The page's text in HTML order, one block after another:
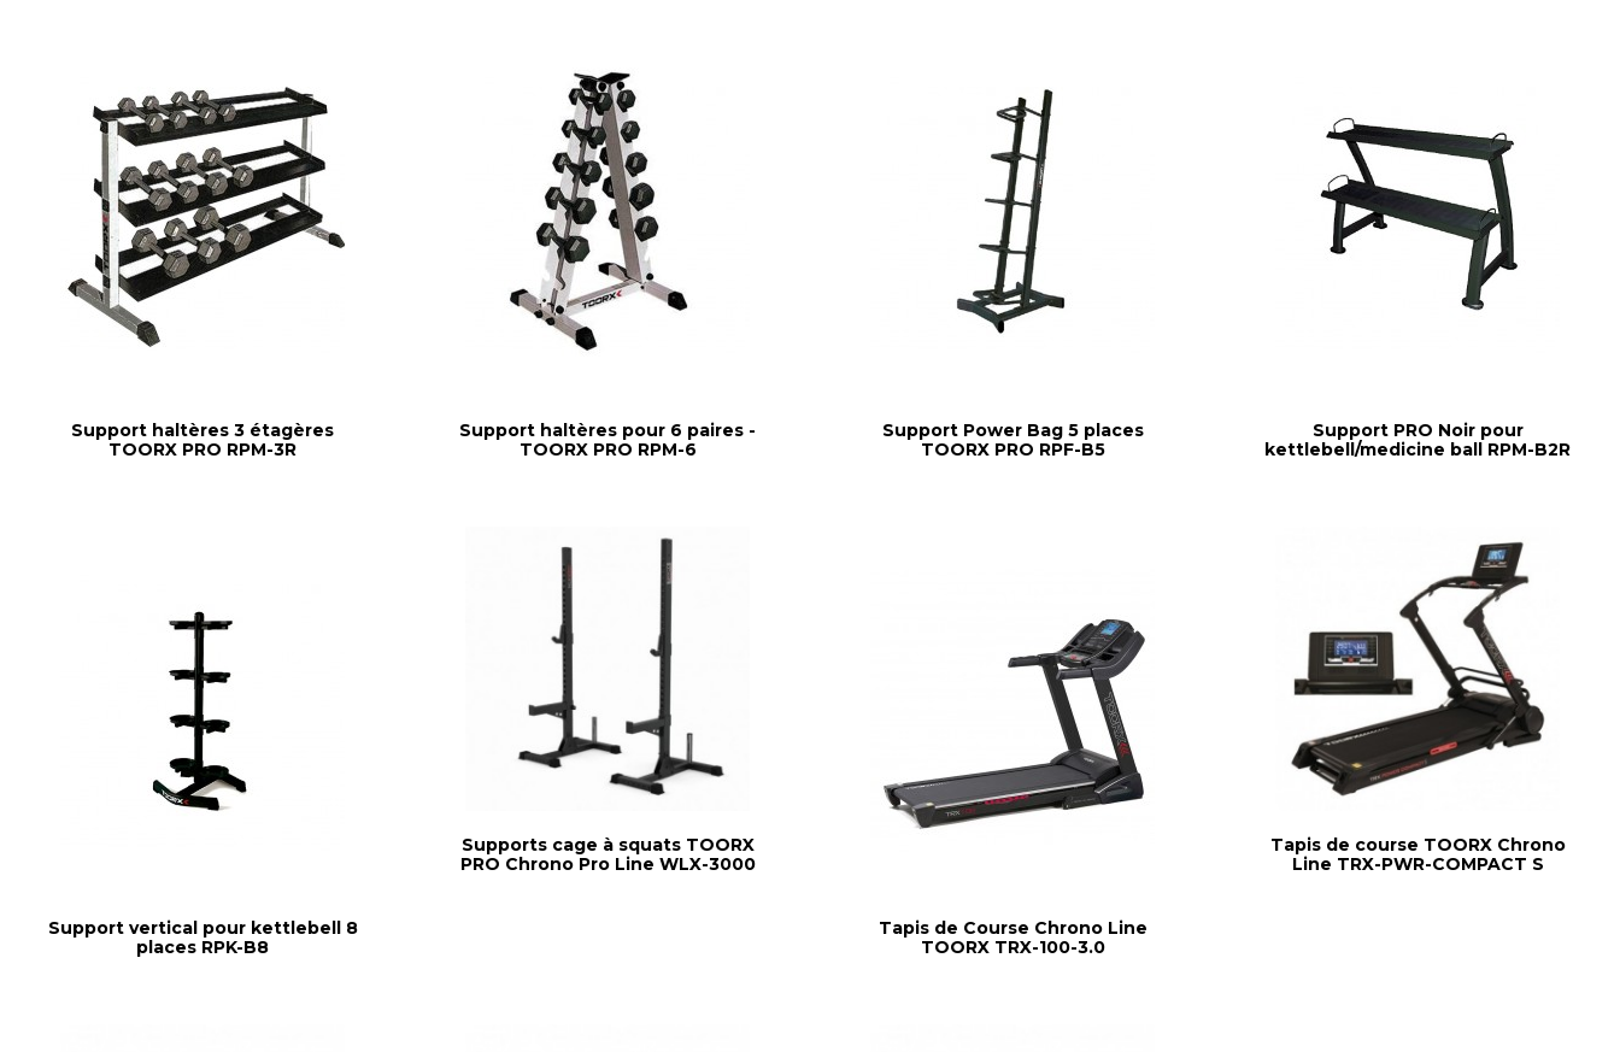
Support haltères 3 étagères
TOORX PRO RPM-3R
Support haltères pour 6 paires -
TOORX PRO RPM-6
Support Power Bag 5 places
TOORX PRO RPF-B5
Support PRO Noir pour
kettlebell/medicine ball RPM-B2R
Support vertical pour kettlebell 8
places RPK-B8
Supports cage à squats TOORX
PRO Chrono Pro Line WLX-3000
Tapis de Course Chrono Line
TOORX TRX-100-3.0
Tapis de course TOORX Chrono
Line TRX-PWR-COMPACT S